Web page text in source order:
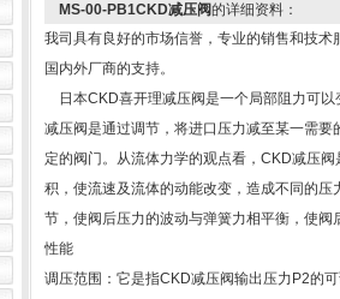
MS-00-PB1CKD减压阀的详细资料：
我司具有良好的市场信誉，专业的销售和技
国内外厂商的支持。
日本CKD喜开理减压阀是一个局部阻力可以
减压阀是通过调节，将进口压力减至某一需
定的阀门。从流体力学的观点看，CKD减压
积，使流速及流体的动能改变，造成不同的
节，使阀后压力的波动与弹簧力相平衡，使阀
性能
调压范围：它是指CKD减压阀输出压力P2的